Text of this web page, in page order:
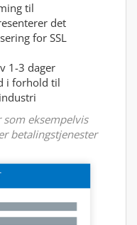
til
det
for SSL
1-3 dager
i forhold til
eksempelvis
betalingstjenester